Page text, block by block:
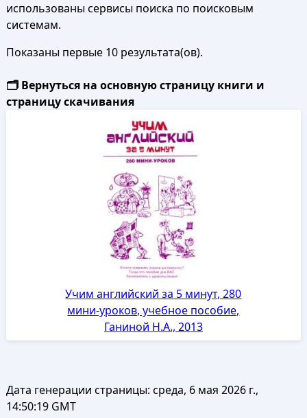
использованы сервисы поиска по поисковым
системам.
Показаны первые 10 результата(ов).
🗂️ Вернуться на основную страницу книги и
страницу скачивания
Учим английский за 5 минут, 280
мини-уроков, учебное пособие,
Ганиной Н.А., 2013
Дата генерации страницы: среда, 6 мая 2026 г.,
14:50:19 GMT